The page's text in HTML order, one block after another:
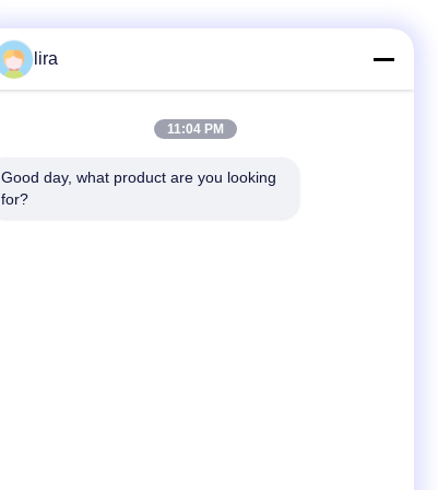
Tel
lira
11:04 PM
Good day, what product are you looking
for?